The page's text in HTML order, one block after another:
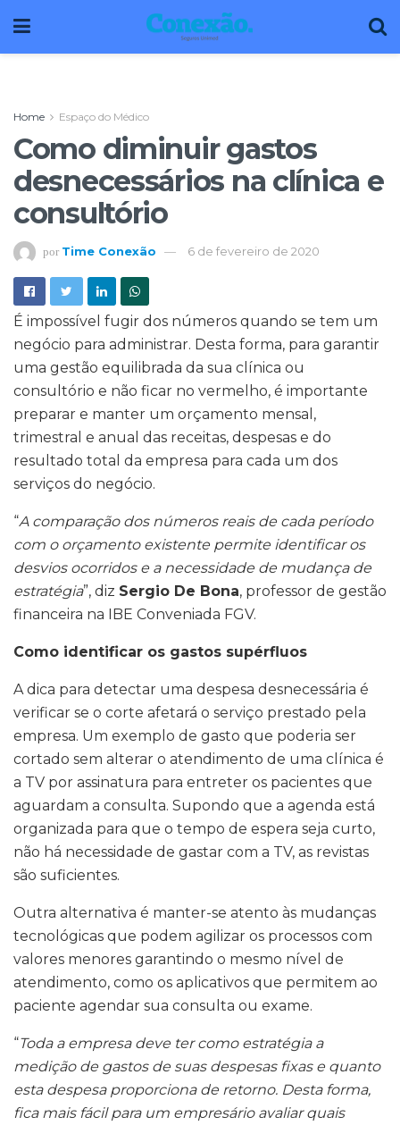
Home Espaço do Médico
Como diminuir gastos
desnecessários na clínica e
consultório
por Time Conexão 6 de fevereiro de 2020
É impossível fugir dos números quando se tem um
negócio para administrar. Desta forma, para garantir
uma gestão equilibrada da sua clínica ou
consultório e não ficar no vermelho, é importante
preparar e manter um orçamento mensal,
trimestral e anual das receitas, despesas e do
resultado total da empresa para cada um dos
serviços do negócio.
“A comparação dos números reais de cada período
com o orçamento existente permite identificar os
desvios ocorridos e a necessidade de mudança de
estratégia”, diz Sergio De Bona, professor de gestão
financeira na IBE Conveniada FGV.
Como identificar os gastos supérfluos
A dica para detectar uma despesa desnecessária é
verificar se o corte afetará o serviço prestado pela
empresa. Um exemplo de gasto que poderia ser
cortado sem alterar o atendimento de uma clínica é
a TV por assinatura para entreter os pacientes que
aguardam a consulta. Supondo que a agenda está
organizada para que o tempo de espera seja curto,
não há necessidade de gastar com a TV, as revistas
são suficientes.
Outra alternativa é manter-se atento às mudanças
tecnológicas que podem agilizar os processos com
valores menores garantindo o mesmo nível de
atendimento, como os aplicativos que permitem ao
paciente agendar sua consulta ou exame.
“Toda a empresa deve ter como estratégia a
medição de gastos de suas despesas fixas e quanto
esta despesa proporciona de retorno. Desta forma,
fica mais fácil para um empresário avaliar quais